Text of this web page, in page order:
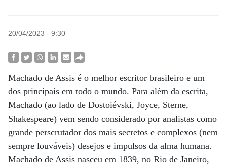
20/04/2023 - 9:30
Machado de Assis é o melhor escritor brasileiro e um
dos principais em todo o mundo. Para além da escrita,
Machado (ao lado de Dostoiévski, Joyce, Sterne,
Shakespeare) vem sendo considerado por analistas como
grande perscrutador dos mais secretos e complexos (nem
sempre louváveis) desejos e impulsos da alma humana.
Machado de Assis nasceu em 1839, no Rio de Janeiro,